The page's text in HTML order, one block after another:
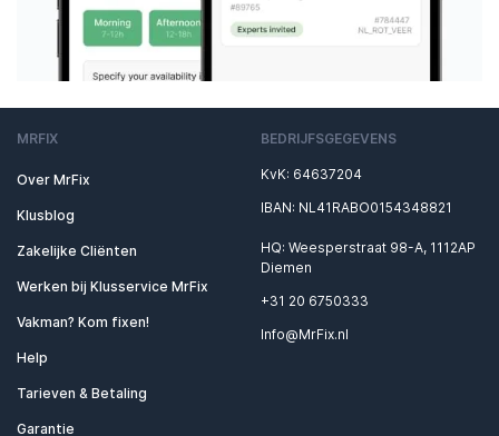
MRFIX
Over MrFix
Klusblog
Zakelijke Cliënten
Werken bij Klusservice MrFix
Vakman? Kom fixen!
Help
Tarieven & Betaling
Garantie
BEDRIJFSGEGEVENS
KvK: 64637204
IBAN: NL41RABO0154348821
HQ: Weesperstraat 98-A, 1112AP
Diemen
+31 20 6750333
Info@MrFix.nl